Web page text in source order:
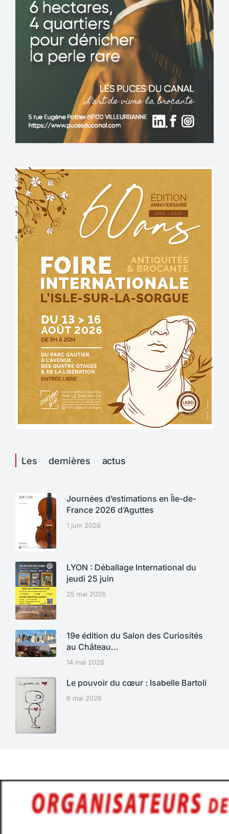
Les dernières actus
Journées d’estimations en Île-de-
France 2026 d’Aguttes
1 juin 2026
LYON : Déballage International du
jeudi 25 juin
25 mai 2026
19e édition du Salon des Curiosités
au Château…
14 mai 2026
Le pouvoir du cœur : Isabelle Bartoli
6 mai 2026